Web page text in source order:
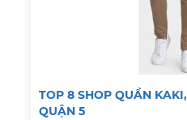
TOP 8 SHOP QUẦN
QUẬN 5